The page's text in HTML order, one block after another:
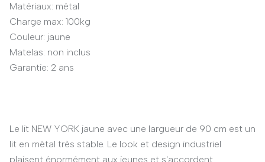
Matériaux: métal
Charge max: 100kg
Couleur: jaune
Matelas: non inclus
Garantie: 2 ans
Le lit NEW YORK jaune avec une largueur de 90 cm est un
lit en métal très stable. Le look et design industriel
plaisent énormément aux jeunes et s'accordent